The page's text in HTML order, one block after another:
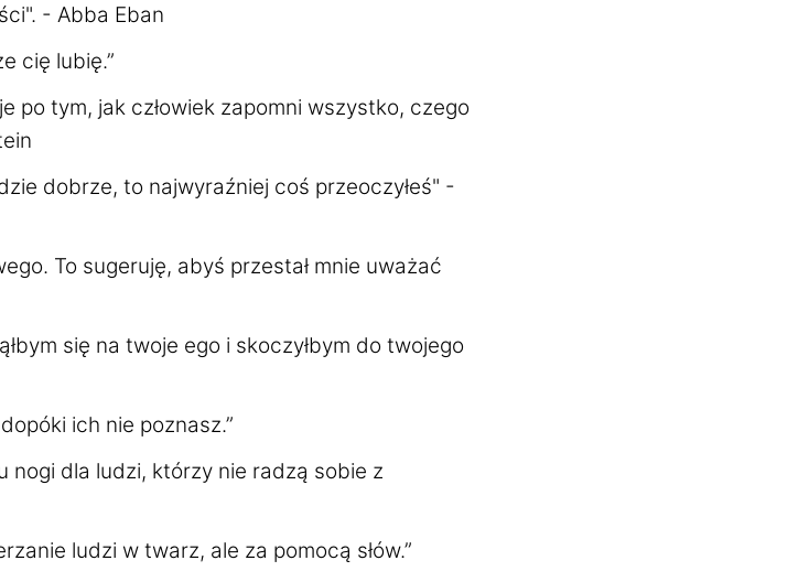
- Abba Eban
cię lubię.”
po tym, jak człowiek zapomni wszystko, czego
dobrze, to najwyraźniej coś przeoczyłeś" -
To sugeruję, abyś przestał mnie uważać
się na twoje ego i skoczyłbym do twojego
ich nie poznasz.”
nogi dla ludzi, którzy nie radzą sobie z
ludzi w twarz, ale za pomocą słów.”